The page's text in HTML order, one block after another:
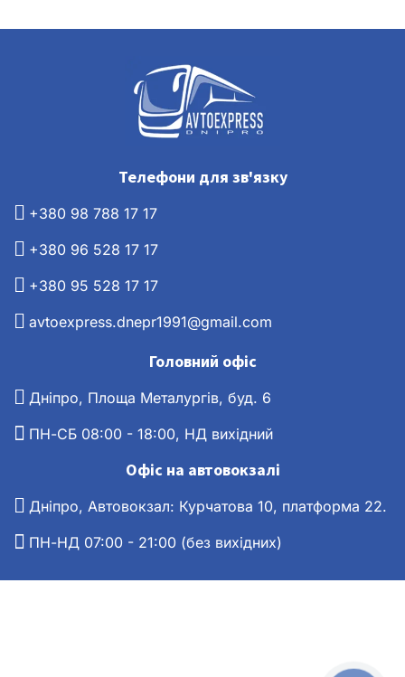
Телефони для зв'язку
+380 98 788 17 17
+380 96 528 17 17
+380 95 528 17 17
avtoexpress.dnepr1991@gmail.com
Головний офіс
Дніпро, Площа Металургів, буд. 6
ПН-СБ 08:00 - 18:00, НД вихідний
Офіс на автовокзалі
Дніпро, Автовокзал: Курчатова 10, платформа 22.
ПН-НД 07:00 - 21:00 (без вихідних)